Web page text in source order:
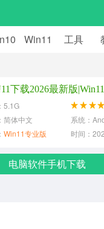
Win11 工具
5.1G
简体中文
系统：
Win11专业版 时间：
电脑软件手机下载